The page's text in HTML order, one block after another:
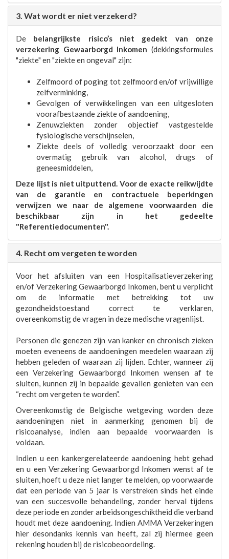
3. Wat wordt er niet verzekerd?
De belangrijkste risico’s niet gedekt van onze
verzekering Gewaarborgd Inkomen (dekkingsformules
"ziekte" en "ziekte en ongeval" zijn:
Zelfmoord of poging tot zelfmoord en/of vrijwillige
zelfverminking,
Gevolgen of verwikkelingen van een uitgesloten
voorafbestaande ziekte of aandoening,
Zenuwziekten zonder objectief vastgestelde
fysiologische verschijnselen,
Ziekte deels of volledig veroorzaakt door een
overmatig gebruik van alcohol, drugs of
geneesmiddelen,
Deze lijst is niet uitputtend. Voor de exacte reikwijdte
van de garantie en contractuele beperkingen
verwijzen we naar de algemene voorwaarden die
beschikbaar zijn in het gedeelte
"Referentiedocumenten".
4. Recht om vergeten te worden
Voor het afsluiten van een Hospitalisatieverzekering
en/of Verzekering Gewaarborgd Inkomen, bent u verplicht
om de informatie met betrekking tot uw
gezondheidstoestand correct te verklaren,
overeenkomstig de vragen in deze medische vragenlijst.
Personen die genezen zijn van kanker en chronisch zieken
moeten eveneens de aandoeningen meedelen waaraan zij
hebben geleden of waaraan zij lijden. Echter, wanneer zij
een Verzekering Gewaarborgd Inkomen wensen af te
sluiten, kunnen zij in bepaalde gevallen genieten van een
“recht om vergeten te worden”.
Overeenkomstig de Belgische wetgeving worden deze
aandoeningen niet in aanmerking genomen bij de
risicoanalyse, indien aan bepaalde voorwaarden is
voldaan.
Indien u een kankergerelateerde aandoening hebt gehad
en u een Verzekering Gewaarborgd Inkomen wenst af te
sluiten, hoeft u deze niet langer te melden, op voorwaarde
dat een periode van 5 jaar is verstreken sinds het einde
van een succesvolle behandeling, zonder herval tijdens
deze periode en zonder arbeidsongeschiktheid die verband
houdt met deze aandoening. Indien AMMA Verzekeringen
hier desondanks kennis van heeft, zal zij hiermee geen
rekening houden bij de risicobeoordeling.